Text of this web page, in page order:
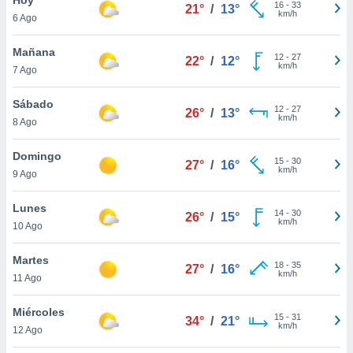
y
en
más
de
6 Ago
21° / 13° 16- 33
km/h
Mañana
7 Ago
22° / 12° 12- 27
km/h
Sábado
8 Ago
26° / 13° 12- 27
km/h
Domingo
9 Ago
27° / 16° 15- 30
km/h
Lunes
10 Ago
26° / 15° 14- 30
km/h
Martes
11 Ago
27° / 16° 18- 35
km/h
Miércoles
12 Ago
34° / 21° 15- 31
km/h